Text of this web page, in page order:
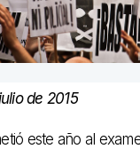
de 2015
este año al